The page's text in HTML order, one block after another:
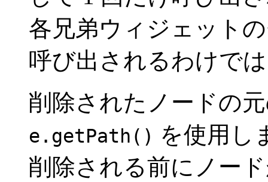
各兄弟ウィジェット
呼び出されるわけで
削除されたノードの
e.getPath() を使用し
削除される前にノー